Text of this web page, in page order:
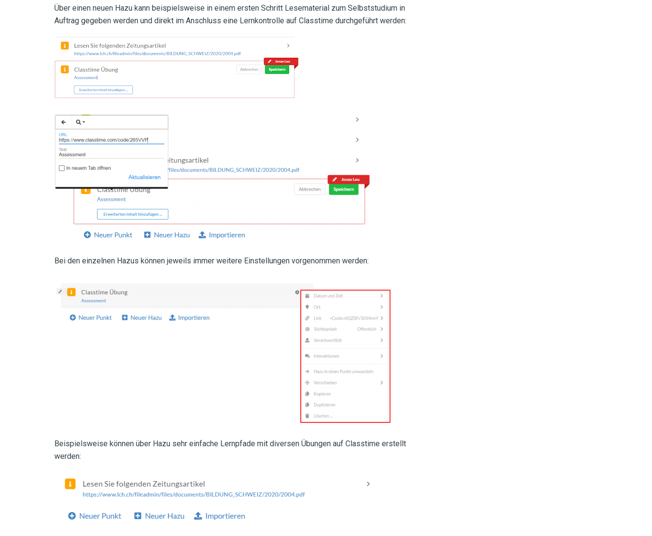
Über einen neuen Hazu kann beispielsweise in einem ersten Schritt Lesematerial zum Selbststudium in
Auftrag gegeben werden und direkt im Anschluss eine Lernkontrolle auf Classtime durchgeführt werden:
Bei den einzelnen Hazus können jeweils immer weitere Einstellungen vorgenommen werden:
Beispielsweise können über Hazu sehr einfache Lernpfade mit diversen Übungen auf Classtime erstellt
werden: